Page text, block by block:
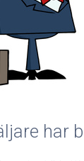
har